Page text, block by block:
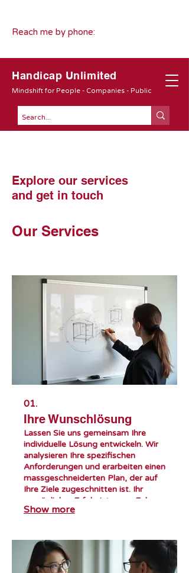
Handicap Unlimited
Mindshift for People - Companies - Public
Reach me by phone:
Explore our services
and get in touch
Our Services
01.
Ihre Wunschlösung
Lassen Sie uns gemeinsam Ihre
individuelle Lösung entwickeln. Wir
analysieren Ihre spezifischen
Anforderungen und erarbeiten einen
massgeschneiderten Plan, der auf
Ihre Ziele zugeschnitten ist. Ihr
persönlicher Erfolg ist unser Fokus.
Show more